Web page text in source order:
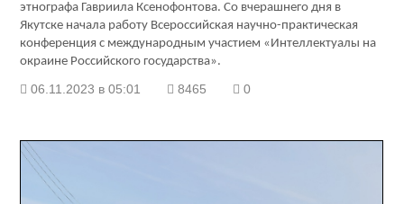
этнографа Гавриила Ксенофонтова. Со вчерашнего дня в
Якутске начала работу Всероссийская научно-практическая
конференция с международным участием «Интеллектуалы на
окраине Российского государства».
06.11.2023 в 05:01 8465 0